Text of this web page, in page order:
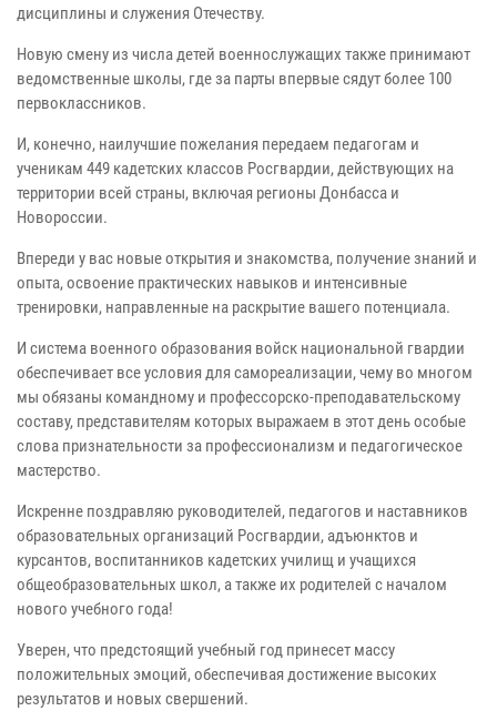
дисциплины и служения Отечеству.
Новую смену из числа детей военнослужащих также принимают
ведомственные школы, где за парты впервые сядут более 100
первоклассников.
И, конечно, наилучшие пожелания передаем педагогам и
ученикам 449 кадетских классов Росгвардии, действующих на
территории всей страны, включая регионы Донбасса и
Новороссии.
Впереди у вас новые открытия и знакомства, получение знаний и
опыта, освоение практических навыков и интенсивные
тренировки, направленные на раскрытие вашего потенциала.
И система военного образования войск национальной гвардии
обеспечивает все условия для самореализации, чему во многом
мы обязаны командному и профессорско-преподавательскому
составу, представителям которых выражаем в этот день особые
слова признательности за профессионализм и педагогическое
мастерство.
Искренне поздравляю руководителей, педагогов и наставников
образовательных организаций Росгвардии, адъюнктов и
курсантов, воспитанников кадетских училищ и учащихся
общеобразовательных школ, а также их родителей с началом
нового учебного года!
Уверен, что предстоящий учебный год принесет массу
положительных эмоций, обеспечивая достижение высоких
результатов и новых свершений.